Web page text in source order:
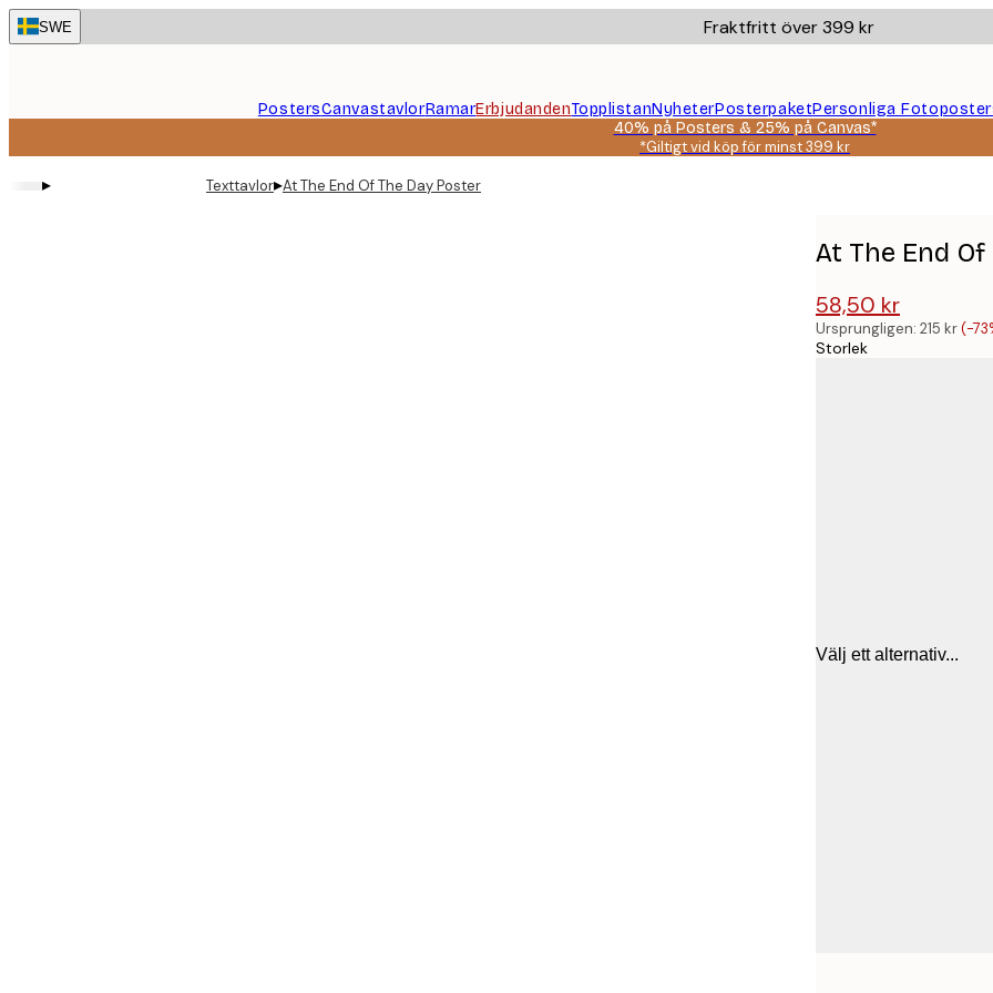
Skip
to
SWE Fraktfritt över 399 kr
PostersCanvastavlorRamarErbjudandenTopplistanNyheterPosterpaketPersonliga
40% på Posters & 25% på Canvas*
*Giltigt vid köp för minst 399 kr
▸ Texttavlor▸At The End Of The Day Poster
At The End
58,50 kr
215 kr
Ursprungligen: 215 kr(-
Storlek
Välj ett alternativ...